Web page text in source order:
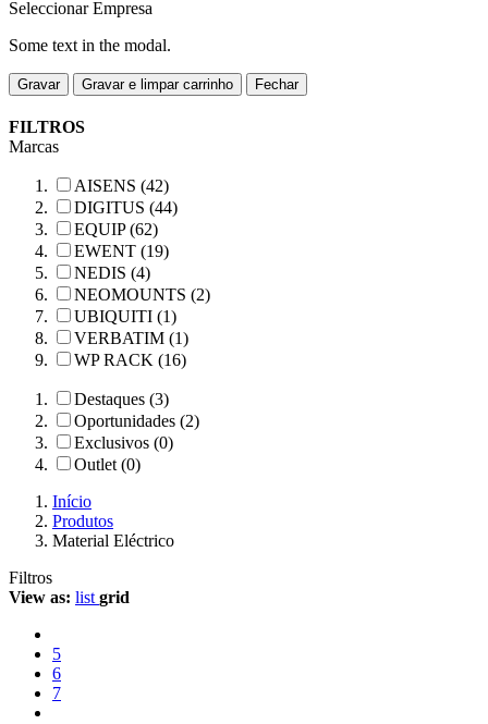
Seleccionar Empresa
Some text in the modal.
Gravar Gravar e limpar carrinho Fechar
FILTROS
Marcas
AISENS (42)
DIGITUS (44)
EQUIP (62)
EWENT (19)
NEDIS (4)
NEOMOUNTS (2)
UBIQUITI (1)
VERBATIM (1)
WP RACK (16)
Destaques (3)
Oportunidades (2)
Exclusivos (0)
Outlet (0)
Início
Produtos
Material Eléctrico
Filtros
View as: list grid
5
6
7